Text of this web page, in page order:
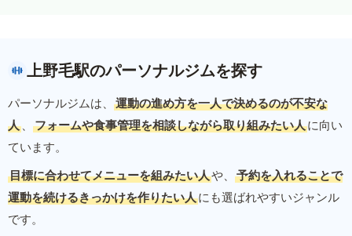
上野毛駅のパーソナルジムを探す
パーソナルジムは、
運動の進め方を一人で決めるのが不安な
人 、 フォームや食事管理を相談しながら取り組みたい人に向い
ています。
目標に合わせてメニューを組みたい人や、
予約を入れることで
運動を続けるきっかけを作りたい人にも選ばれやすいジャンル
です。